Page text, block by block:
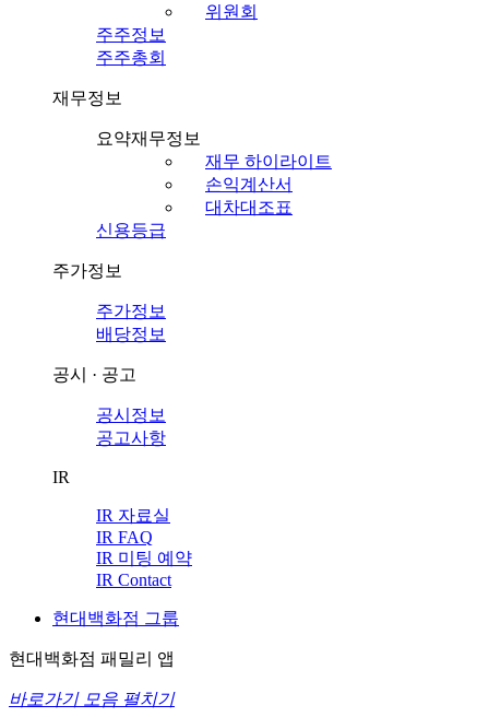
위원회
주주정보
주주총회
재무정보
요약재무정보
재무 하이라이트
손익계산서
대차대조표
신용등급
주가정보
주가정보
배당정보
공시 · 공고
공시정보
공고사항
IR
IR 자료실
IR FAQ
IR 미팅 예약
IR Contact
현대백화점 그룹
현대백화점 패밀리 앱
바로가기 모음 펼치기